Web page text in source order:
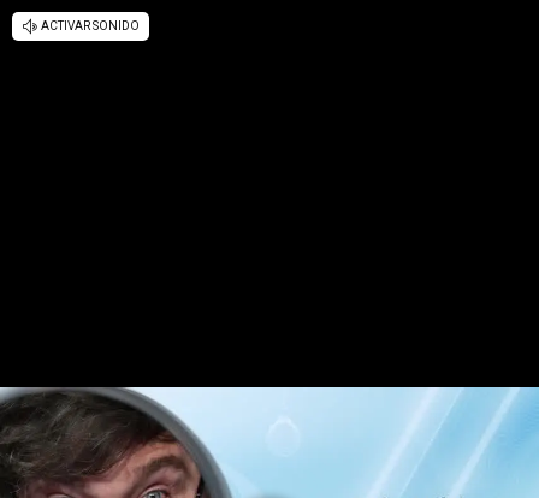
ACTIVAR SONIDO